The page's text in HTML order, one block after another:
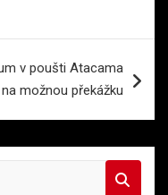
v poušti Atacama
možnou překážku